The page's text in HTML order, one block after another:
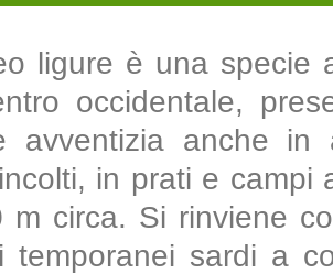
ligure è una specie
occidentale,
avventizia anche in
in prati e campi
m circa. Si rinviene
temporanei sardi a